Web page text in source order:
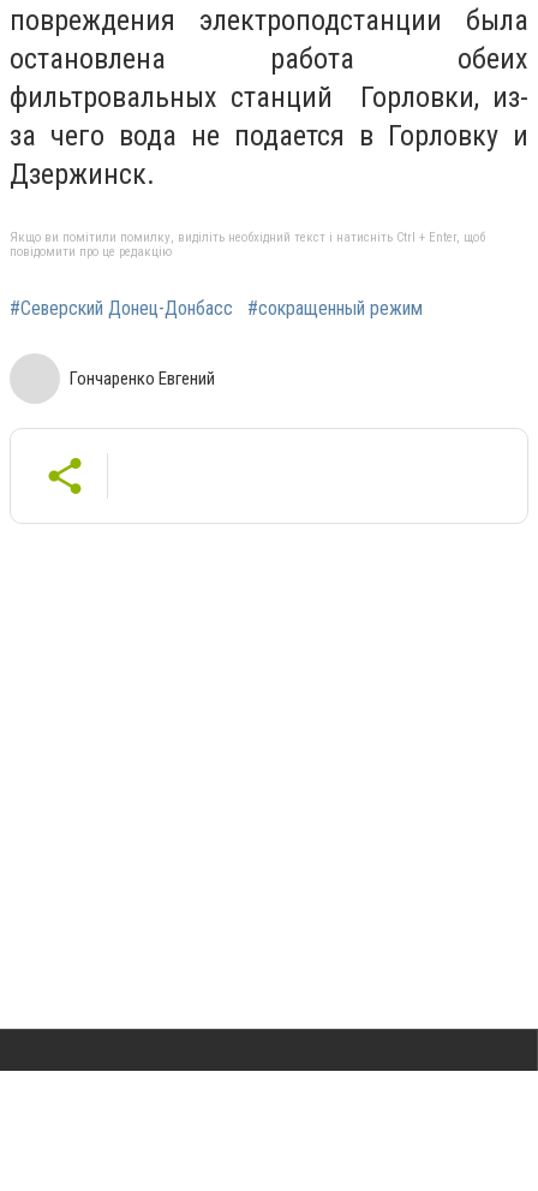
повреждения электроподстанции была
остановлена работа обеих
фильтровальных станций Горловки, из-
за чего вода не подается в Горловку и
Дзержинск.
Якщо ви помітили помилку, виділіть необхідний текст і натисніть Ctrl + Enter, щоб
повідомити про це редакцію
#Северский Донец-Донбасс #сокращенный режим
Гончаренко Евгений